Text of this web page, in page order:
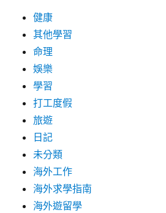
健康
其他學習
命理
娛樂
學習
打工度假
旅遊
日記
未分類
海外工作
海外求學指南
海外遊留學